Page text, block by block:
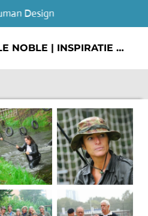
BARBARA LE NOBLE | INSPIRATIE & CREATIE
Design